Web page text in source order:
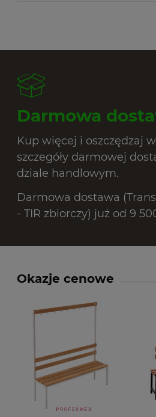
Darmowa
Kup więcej i oszczędzaj
szczegóły darmowej
dziale handlowym.
Darmowa dostawa
- TIR zbiorczy) już od 9
Okazje cenowe